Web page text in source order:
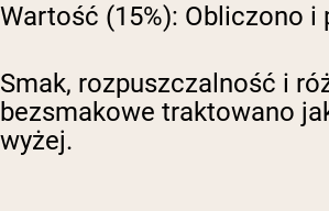
Wartość (15%): Obliczono i
Smak, rozpuszczalność i
bezsmakowe traktowano
wyżej.